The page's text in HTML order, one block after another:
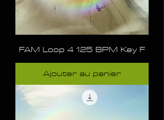
FAM Loop 4 125 BPM Key F
Ajouter au panier